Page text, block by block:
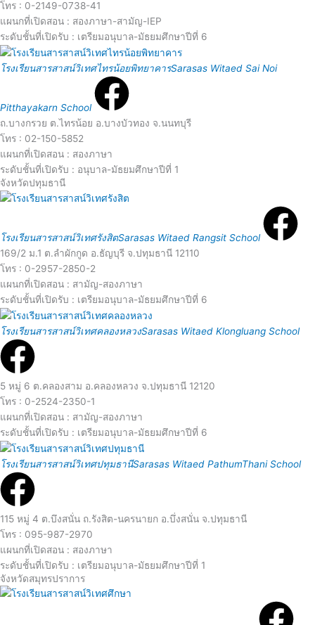
e
d
M
o
r
e
โทร : 0-2149-0738-41
แผนกที่เปิดสอน : สองภาษา-สามัญ-IEP
ระดับชั้นที่เปิดรับ : เตรียมอนุบาล-มัธยมศึกษาปีที่ 6
โรงเรียนสารสาสน์วิเทศไทรน้อยพิทยาคารSarasas Witaed Sai Noi
Pitthayakarn School
R
e
a
d
M
o
r
e
ถ.บางกรวย ต.ไทรน้อย อ.บางบัวทอง จ.นนทบุรี
โทร : 02-150-5852
แผนกที่เปิดสอน : สองภาษา
ระดับชั้นที่เปิดรับ : อนุบาล-มัธยมศึกษาปีที่ 1
จังหวัดปทุมธานี
โรงเรียนสารสาสน์วิเทศรังสิตSarasas Witaed Rangsit School
R
e
M
e
169/2 ม.1 ต.ลำผักกูด อ.ธัญบุรี จ.ปทุมธานี 12110
โทร : 0-2957-2850-2
แผนกที่เปิดสอน : สามัญ-สองภาษา
ระดับชั้นที่เปิดรับ : เตรียมอนุบาล-มัธยมศึกษาปีที่ 6
โรงเรียนสารสาสน์วิเทศคลองหลวงSarasas Witaed Klongluang School
R
e
a
d
M
o
r
e
5 หมู่ 6 ต.คลองสาม อ.คลองหลวง จ.ปทุมธานี 12120
โทร : 0-2524-2350-1
แผนกที่เปิดสอน : สามัญ-สองภาษา
ระดับชั้นที่เปิดรับ : เตรียมอนุบาล-มัธยมศึกษาปีที่ 6
โรงเรียนสารสาสน์วิเทศปทุมธานีSarasas Witaed PathumThani School
R
e
a
d
M
115 หมู่ 4 ต.บึงสนั่น ถ.รังสิต-นครนายก อ.บึ่งสนั่น จ.ปทุมธานี
โทร : 095-987-2970
แผนกที่เปิดสอน : สองภาษา
ระดับชั้นที่เปิดรับ : เตรียมอนุบาล-มัธยมศึกษาปีที่ 1
จังหวัดสมุทรปราการ
R